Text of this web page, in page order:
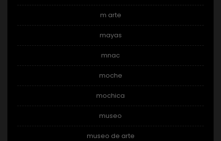
m arte
mayas
mnac
moche
mochica
museo
museo de arte